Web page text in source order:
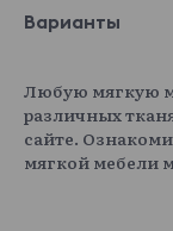
Варианты
Любую мягкую
различных
сайте.
мягкой мебели